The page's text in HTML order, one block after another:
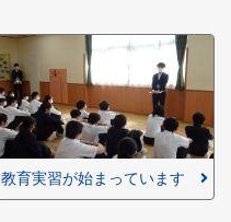
教育実習が始まっています